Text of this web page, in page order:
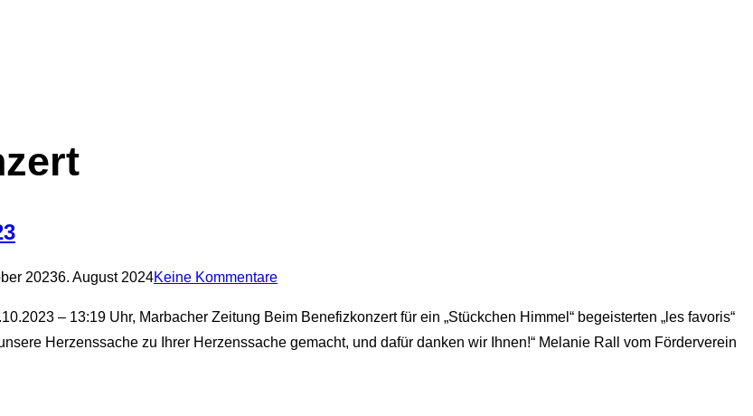
20236. August 2024Keine Kommentare
– 13:19 Uhr, Marbacher Zeitung Beim Benefizkonzert für ein „Stückchen Himmel“ begeisterten „les favoris“
Herzenssache zu Ihrer Herzenssache gemacht, und dafür danken wir Ihnen!“ Melanie Rall vom Förderverein